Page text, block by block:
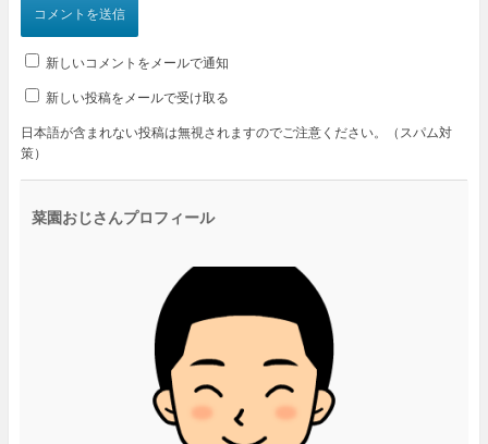
新しいコメントをメールで通知
新しい投稿をメールで受け取る
日本語が含まれない投稿は無視されますのでご注意ください。（スパム対
策）
菜園おじさんプロフィール